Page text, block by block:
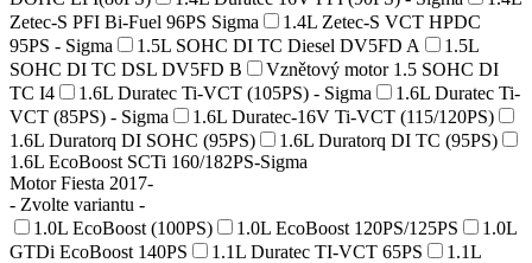
Zetec-S PFI Bi-Fuel 96PS Sigma
1.4L Zetec-S VCT HPDC
95PS - Sigma
1.5L SOHC DI TC Diesel DV5FD A
1.5L
SOHC DI TC DSL DV5FD B
Vznětový motor 1.5 SOHC DI
TC I4
1.6L Duratec Ti-VCT (105PS) - Sigma
1.6L Duratec Ti-
VCT (85PS) - Sigma
1.6L Duratec-16V Ti-VCT (115/120PS)
1.6L Duratorq DI SOHC (95PS)
1.6L Duratorq DI TC (95PS)
1.6L EcoBoost SCTi 160/182PS-Sigma
Motor Fiesta 2017-
- Zvolte variantu -
1.0L EcoBoost (100PS)
1.0L EcoBoost 120PS/125PS
1.0L
GTDi EcoBoost 140PS
1.1L Duratec TI-VCT 65PS
1.1L